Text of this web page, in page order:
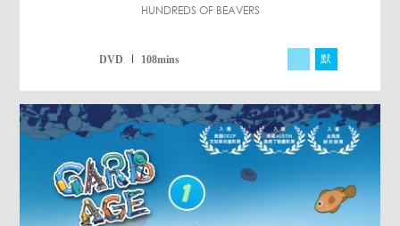
HUNDREDS OF BEAVERS
DVD 108mins 默